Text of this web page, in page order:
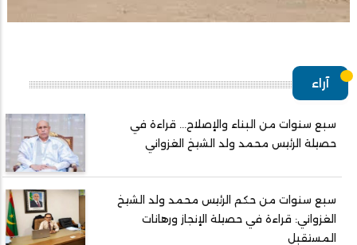
آراء
سبع سنوات من البناء والإصلاح... قراءة في
حصيلة الرئيس محمد ولد الشيخ الغزواني
سبع سنوات من حكم الرئيس محمد ولد الشيخ
الغزواني: قراءة في حصيلة الإنجاز ورهانات
المستقبل